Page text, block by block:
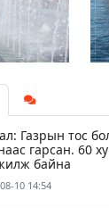
Газрын тос
гарсан. 60
байна
10 14:54